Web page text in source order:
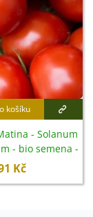
košíku
- Solanum
- bio semena -
15 ks
Kč